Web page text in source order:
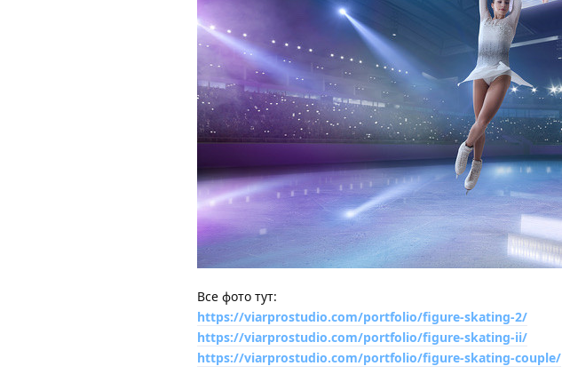
Все фото тут:
https://viarprostudio.com/portfolio/figure-skating-2/
https://viarprostudio.com/portfolio/figure-skating-ii/
https://viarprostudio.com/portfolio/figure-skating-couple/